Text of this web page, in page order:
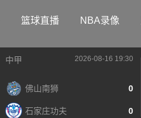
篮球直播 NBA录像
中甲 2026-08-16 19:30
佛山南狮 0
石家庄功夫 0